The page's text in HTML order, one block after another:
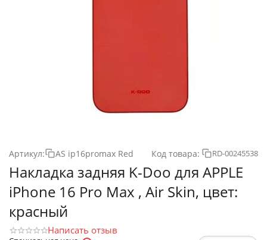
Артикул: AS ip16promax Red Код товара: RD-00245538
Накладка задняя K-Doo для APPLE
iPhone 16 Pro Max , Air Skin, цвет:
красный
Написать отзыв